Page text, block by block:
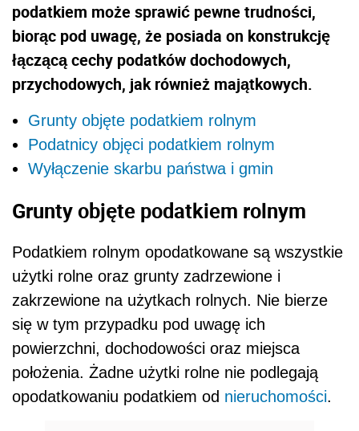
podatkiem może sprawić pewne trudności,
biorąc pod uwagę, że posiada on konstrukcję
łączącą cechy podatków dochodowych,
przychodowych, jak również majątkowych.
Grunty objęte podatkiem rolnym
Podatnicy objęci podatkiem rolnym
Wyłączenie skarbu państwa i gmin
Grunty objęte podatkiem rolnym
Podatkiem rolnym opodatkowane są wszystkie
użytki rolne oraz grunty zadrzewione i
zakrzewione na użytkach rolnych. Nie bierze
się w tym przypadku pod uwagę ich
powierzchni, dochodowości oraz miejsca
położenia. Żadne użytki rolne nie podlegają
opodatkowaniu podatkiem od nieruchomości.